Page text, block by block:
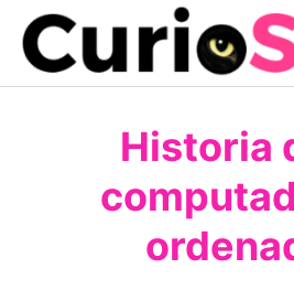
Saltar
contenido
Historia